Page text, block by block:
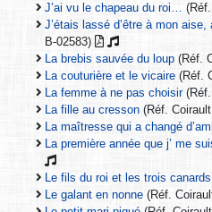
J’ai vu le chapeau du roi…
J’étais lassé d’être à mon aise,
B-02583)
La brebis sauvée du loup (Réf.
La couturière et le vicaire (Réf.
La femme à ne pas choisir(Réf.
La fille au cresson (Réf.
La maîtresse qui a changé d’ami
La première année que j’ me
Le fils du roi et les trois canards
Le galant en nonne (Réf.